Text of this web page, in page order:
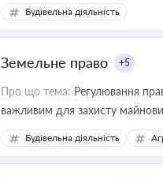
Будівельна діяльність
Земельне право +5
Про що тема: Регулювання
важливим для захисту
ресурсами
Будівельна діяльність